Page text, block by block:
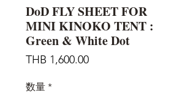
DoD FLY SHEET FOR
MINI KINOKO TENT :
Green & White Dot
THB 1,600.00価
数量 *